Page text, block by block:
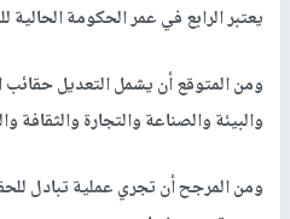
يعتبر الرابع في عمر الحكومة الحالية
ومن المتوقع أن يشمل التعديل حقائب
والبيئة والصناعة والتجارة والثقافة
ومن المرجح أن تجري عملية تبادل